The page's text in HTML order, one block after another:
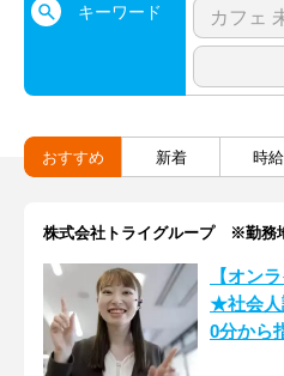
キーワード
おすすめ 新着 時給
株式会社トライグループ ※勤務
【オン
★社会人
0分から